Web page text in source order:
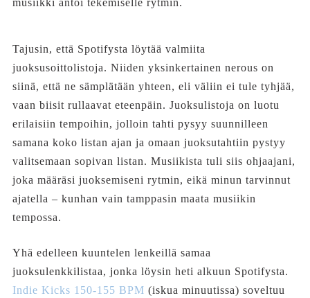
musiikki antoi tekemiselle rytmin.
Tajusin, että Spotifysta löytää valmiita
juoksusoittolistoja. Niiden yksinkertainen nerous on
siinä, että ne sämplätään yhteen, eli väliin ei tule tyhjää,
vaan biisit rullaavat eteenpäin. Juoksulistoja on luotu
erilaisiin tempoihin, jolloin tahti pysyy suunnilleen
samana koko listan ajan ja omaan juoksutahtiin pystyy
valitsemaan sopivan listan. Musiikista tuli siis ohjaajani,
joka määräsi juoksemiseni rytmin, eikä minun tarvinnut
ajatella – kunhan vain tamppasin maata musiikin
tempossa.
Yhä edelleen kuuntelen lenkeillä samaa
juoksulenkkilistaa, jonka löysin heti alkuun Spotifysta.
Indie Kicks 150-155 BPM (iskua minuutissa) soveltuu